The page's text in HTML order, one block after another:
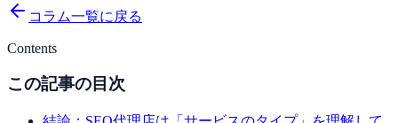
コラム一覧に戻る
Contents
この記事の目次